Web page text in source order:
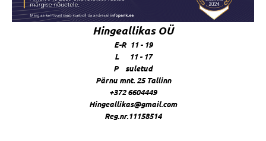
Hingeallikas OÜ
E-R 11 - 19
L 11 - 17
P suletud
Pärnu mnt. 25 Tallinn
+372 6604449
Hingeallikas@gmail.com
Reg.nr.11158514